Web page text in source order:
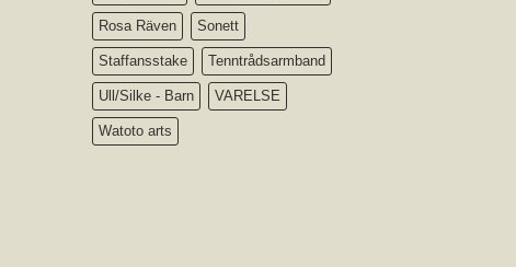
Rosa Räven Sonett
Staffansstake Tenntrådsarmband
Ull/Silke - Barn VARELSE
Watoto arts